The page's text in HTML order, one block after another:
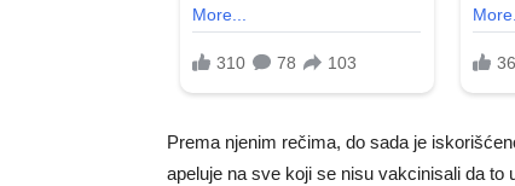
Prema njenim rečima, do sada je
apeluje na sve koji se nisu vakcinisali da to